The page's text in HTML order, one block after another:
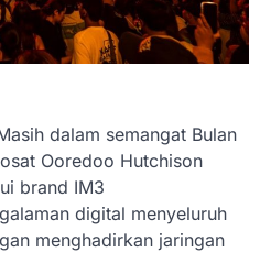
dalam semangat Bulan
Ooredoo Hutchison
brand IM3
digital menyeluruh
menghadirkan jaringan